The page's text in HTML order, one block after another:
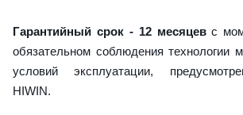
Гарантийный срок - 12 месяцевс
обязательном соблюдения технологии
условий эксплуатации,
HIWIN.